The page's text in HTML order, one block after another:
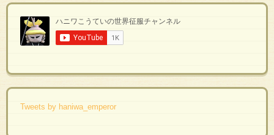
Tweets by haniwa_emperor